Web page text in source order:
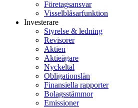
Företagsansvar
Visselblåsarfunktion
Investerare
Styrelse & ledning
Revisorer
Aktien
Aktieägare
Nyckeltal
Obligationslån
Finansiella rapporter
Bolagsstämmor
Emissioner